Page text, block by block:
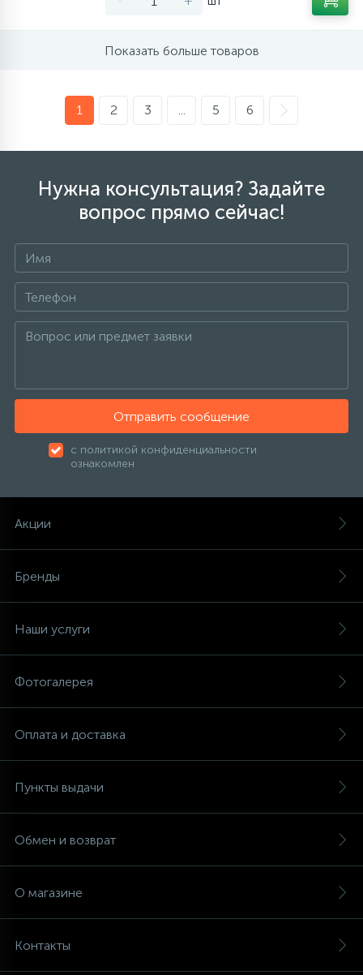
Показать больше товаров
1 2 3 ... 5 6
Нужна консультация? Задайте
вопрос прямо сейчас!
Отправить сообщение
с политикой конфиденциальности
ознакомлен
Акции
Бренды
Наши услуги
Фотогалерея
Оплата и доставка
Пункты выдачи
Обмен и возврат
О магазине
Контакты